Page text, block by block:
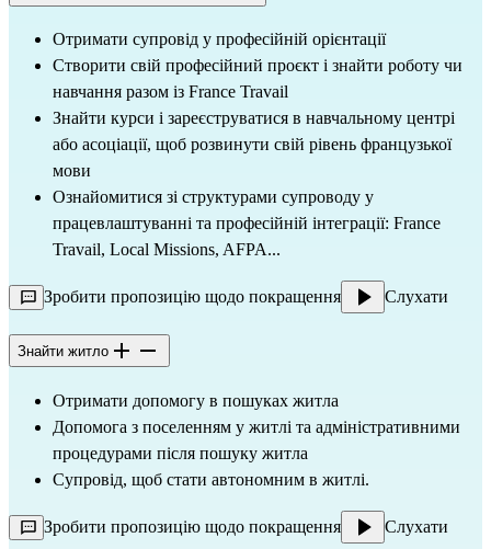
Отримати супровід у професійній орієнтації
Створити свій професійний проєкт і знайти роботу чи
навчання разом із France Travail
Знайти курси і зареєструватися в навчальному центрі
або асоціації, щоб розвинути свій рівень французької
мови
Ознайомитися зі структурами супроводу у
працевлаштуванні та професійній інтеграції: France
Travail, Local Missions, AFPA...
Зробити пропозицію щодо покращення Слухати
Знайти житло
Отримати допомогу в пошуках житла
Допомога з поселенням у житлі та адміністративними
процедурами після пошуку житла
Супровід, щоб стати автономним в житлі.
Зробити пропозицію щодо покращення Слухати